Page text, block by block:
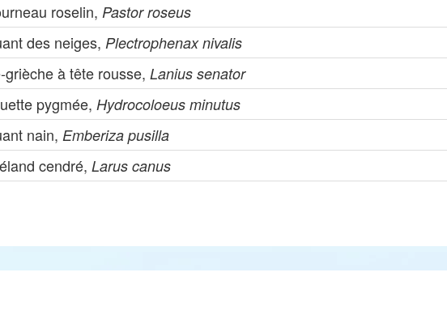
roselin, Pastor roseus
des neiges, Plectrophenax nivalis
grièche à tête rousse,Lanius senator
pygmée, Hydrocoloeus minutus
nain, Emberiza pusilla
cendré,Larus canus